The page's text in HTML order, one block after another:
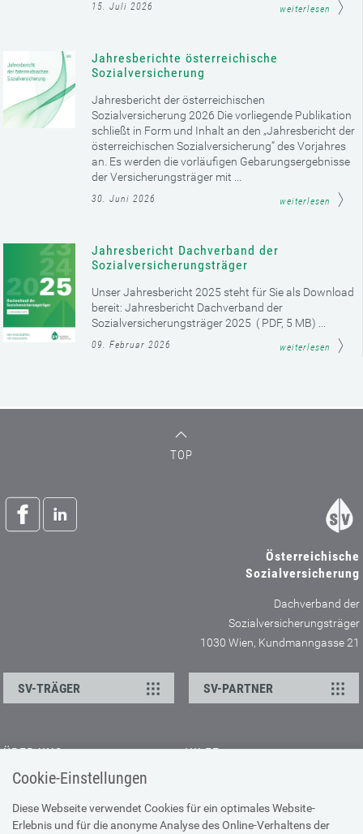
Cookie-Einstellungen
Diese Webseite verwendet Cookies für ein optimales Website-
Erlebnis und für die anonyme Analyse des Online-Verhaltens der
15. Juli 2026 weiterlesen
Jahresberichte österreichische
Sozialversicherung
Jahresbericht der österreichischen
Sozialversicherung 2026 Die vorliegende Publikation
schließt in Form und Inhalt an den „Jahresbericht der
österreichischen Sozialversicherung“ des Vorjahres
an. Es werden die vorläufigen Gebarungsergebnisse
der Versicherungsträger mit ...
30. Juni 2026 weiterlesen
Jahresbericht Dachverband der
Sozialversicherungsträger
Unser Jahresbericht 2025 steht für Sie als Download
bereit: Jahresbericht Dachverband der
Sozialversicherungsträger 2025 ( PDF, 5 MB) ...
09. Februar 2026 weiterlesen
TOP
Österreichische
Sozialversicherung
Dachverband der
Sozialversicherungsträger
1030 Wien, Kundmanngasse 21
SV-TRÄGER SV-PARTNER
ÜBER UNS
Kontakt
Offene Stellen
Presse
HILFE
Browser-Info & Sicherheit
Hilfe zur Suche